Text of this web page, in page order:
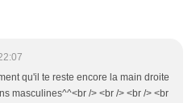
qu'il te reste encore la main droite
masculines^^<br /> <br /> <br /> <br